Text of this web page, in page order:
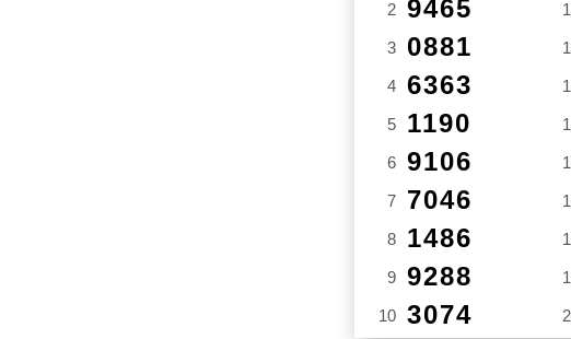
2 9465
3 0881
4 6363
5 1190
6 9106
7 7046
8 1486
9 9288
10 3074